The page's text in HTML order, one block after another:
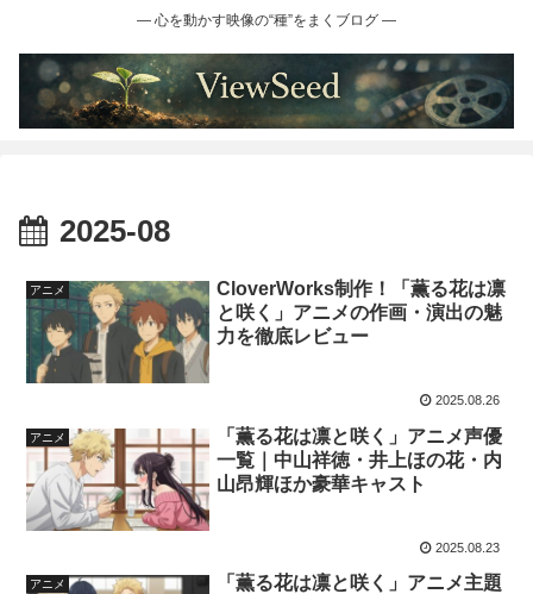
― 心を動かす映像の“種”をまくブログ ―
2025-08
アニメ
CloverWorks制作！「薫る花は凛
と咲く」アニメの作画・演出の魅
力を徹底レビュー
2025.08.26
アニメ
「薫る花は凛と咲く」アニメ声優
一覧｜中山祥徳・井上ほの花・内
山昂輝ほか豪華キャスト
2025.08.23
アニメ
「薫る花は凛と咲く」アニメ主題